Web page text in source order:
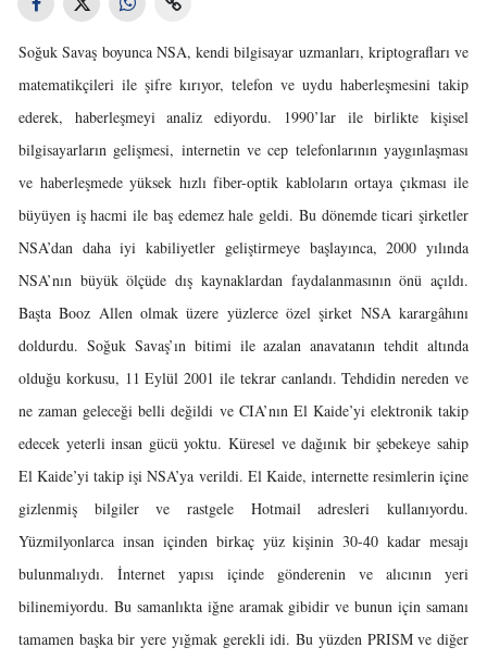
Soğuk Savaş boyunca NSA, kendi bilgisayar uzmanları, kriptografları ve
matematikçileri ile şifre kırıyor, telefon ve uydu haberleşmesini takip
ederek, haberleşmeyi analiz ediyordu. 1990’lar ile birlikte kişisel
bilgisayarların gelişmesi, internetin ve cep telefonlarının yaygınlaşması
ve haberleşmede yüksek hızlı fiber-optik kabloların ortaya çıkması ile
büyüyen iş hacmi ile baş edemez hale geldi. Bu dönemde ticari şirketler
NSA’dan daha iyi kabiliyetler geliştirmeye başlayınca, 2000 yılında
NSA’nın büyük ölçüde dış kaynaklardan faydalanmasının önü açıldı.
Başta Booz Allen olmak üzere yüzlerce özel şirket NSA karargâhını
doldurdu. Soğuk Savaş’ın bitimi ile azalan anavatanın tehdit altında
olduğu korkusu, 11 Eylül 2001 ile tekrar canlandı. Tehdidin nereden ve
ne zaman geleceği belli değildi ve CIA’nın El Kaide’yi elektronik takip
edecek yeterli insan gücü yoktu. Küresel ve dağınık bir şebekeye sahip
El Kaide’yi takip işi NSA’ya verildi. El Kaide, internette resimlerin içine
gizlenmiş bilgiler ve rastgele Hotmail adresleri kullanıyordu.
Yüzmilyonlarca insan içinden birkaç yüz kişinin 30-40 kadar mesajı
bulunmalıydı. İnternet yapısı içinde gönderenin ve alıcının yeri
bilinemiyordu. Bu samanlıkta iğne aramak gibidir ve bunun için samanı
tamamen başka bir yere yığmak gerekli idi. Bu yüzden PRISM ve diğer